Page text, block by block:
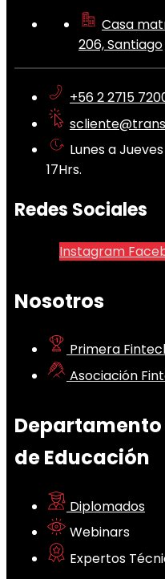
Casa
206, Santiago
+56 2 2715
Lunes a
17Hrs.
Redes Sociales
Instagram
Nosotros
Primera
Asociación
Departamento
de Educación
Diplomados
Webinars
Expertos